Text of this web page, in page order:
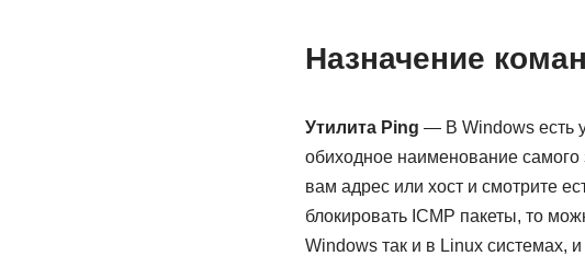
Назначение
Утилита Ping — В Windows есть
обиходное наименование
вам адрес или хост и смотрите
блокировать ICMP пакеты, то
Windows так и в Linux системах,